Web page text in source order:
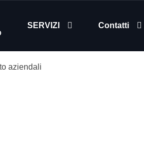
SERVIZI Contatti
aziendali